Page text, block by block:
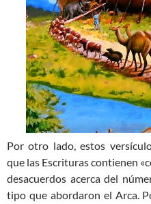
Por otro lado, estos
que las Escrituras contienen
desacuerdos acerca del
tipo que abordaron el Arca.